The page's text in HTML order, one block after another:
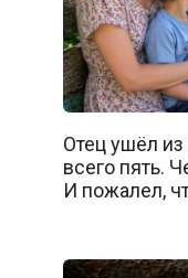
Отец ушёл
всего пять.
И пожалел,